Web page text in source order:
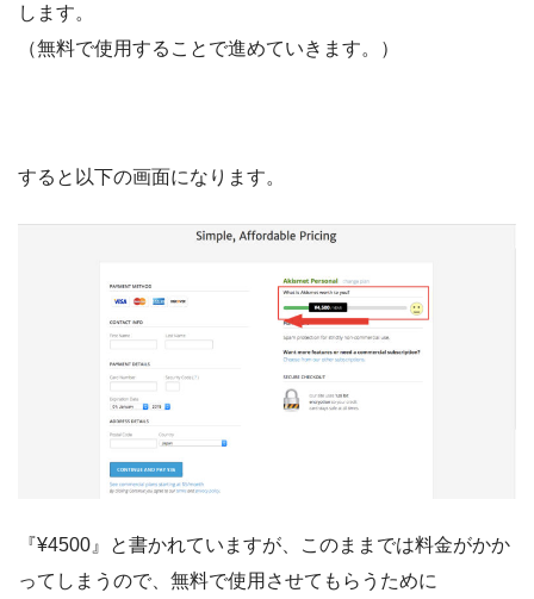
します。
（無料で使用することで進めていきます。）
すると以下の画面になります。
『¥4500』と書かれていますが、このままでは料金がかか
ってしまうので、無料で使用させてもらうために